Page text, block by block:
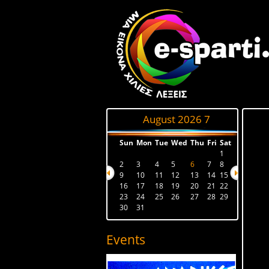
August 2026 7
Sun Mon Tue Wed Thu Fri Sat
1
2
3 4 5 6 7
8
9
10 11 12 13 14 15
16
17 18 19 20 21
22
23
24 25 26 27 28 29
30
31
Events